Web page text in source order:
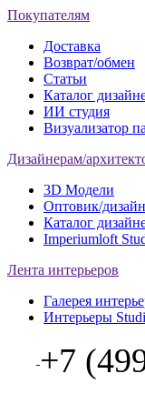
Покупателям
Доставка
Возврат/обмен
Статьи
Каталог
ИИ студия
Визуализатор
Дизайнерам/
3D Модели
Оптовик/
Каталог
Imperiumloft
Лента интерьеров
Галерея
Интерьеры
+7